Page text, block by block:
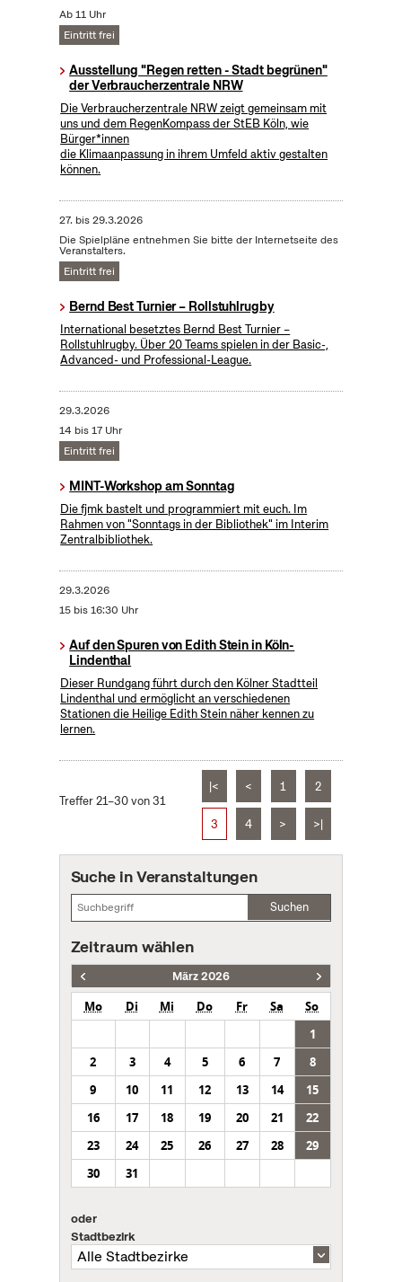
Ab 11 Uhr
Eintritt frei
Ausstellung "Regen retten - Stadt begrünen"
der Verbraucherzentrale NRW
Die Verbraucherzentrale NRW zeigt gemeinsam mit
uns und dem RegenKompass der StEB Köln, wie
Bürger*innen
die Klimaanpassung in ihrem Umfeld aktiv gestalten
können.
27. bis29.3.2026
Die Spielpläne entnehmen Sie bitte der Internetseite des
Veranstalters.
Eintritt frei
Bernd Best Turnier – Rollstuhlrugby
International besetztes Bernd Best Turnier –
Rollstuhlrugby. Über 20 Teams spielen in der Basic-,
Advanced- und Professional-League.
29.3.2026
14 bis 17 Uhr
Eintritt frei
MINT-Workshop am Sonntag
Die fjmk bastelt und programmiert mit euch. Im
Rahmen von "Sonntags in der Bibliothek" im Interim
Zentralbibliothek.
29.3.2026
15 bis 16:30 Uhr
Auf den Spuren von Edith Stein in Köln-
Lindenthal
Dieser Rundgang führt durch den Kölner Stadtteil
Lindenthal und ermöglicht an verschiedenen
Stationen die Heilige Edith Stein näher kennen zu
lernen.
Treffer 21–30 von 31
|< < 1 2
3 4 > >|
Suche in Veranstaltungen
Suchen
Zeitraum wählen
März 2026
Mo Di Mi Do Fr Sa
So
1
2
3 4 5 6 7
8
9
10 11 12 13 14
15
16
17 18 19 20 21
22
23
24 25 26 27 28
29
30
31
oder
Stadtbezirk